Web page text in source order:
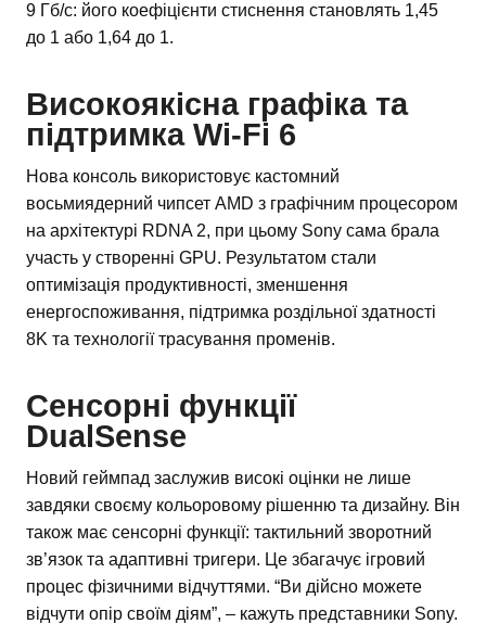
9 Гб/с: його коефіцієнти стиснення становлять 1,45
до 1 або 1,64 до 1.
Високоякісна графіка та
підтримка Wi-Fi 6
Нова консоль використовує кастомний
восьмиядерний чипсет AMD з графічним процесором
на архітектурі RDNA 2, при цьому Sony сама брала
участь у створенні GPU. Результатом стали
оптимізація продуктивності, зменшення
енергоспоживання, підтримка роздільної здатності
8K та технології трасування променів.
Сенсорні функції
DualSense
Новий геймпад заслужив високі оцінки не лише
завдяки своєму кольоровому рішенню та дизайну. Він
також має сенсорні функції: тактильний зворотний
зв’язок та адаптивні тригери. Це збагачує ігровий
процес фізичними відчуттями. “Ви дійсно можете
відчути опір своїм діям”, – кажуть представники Sony.